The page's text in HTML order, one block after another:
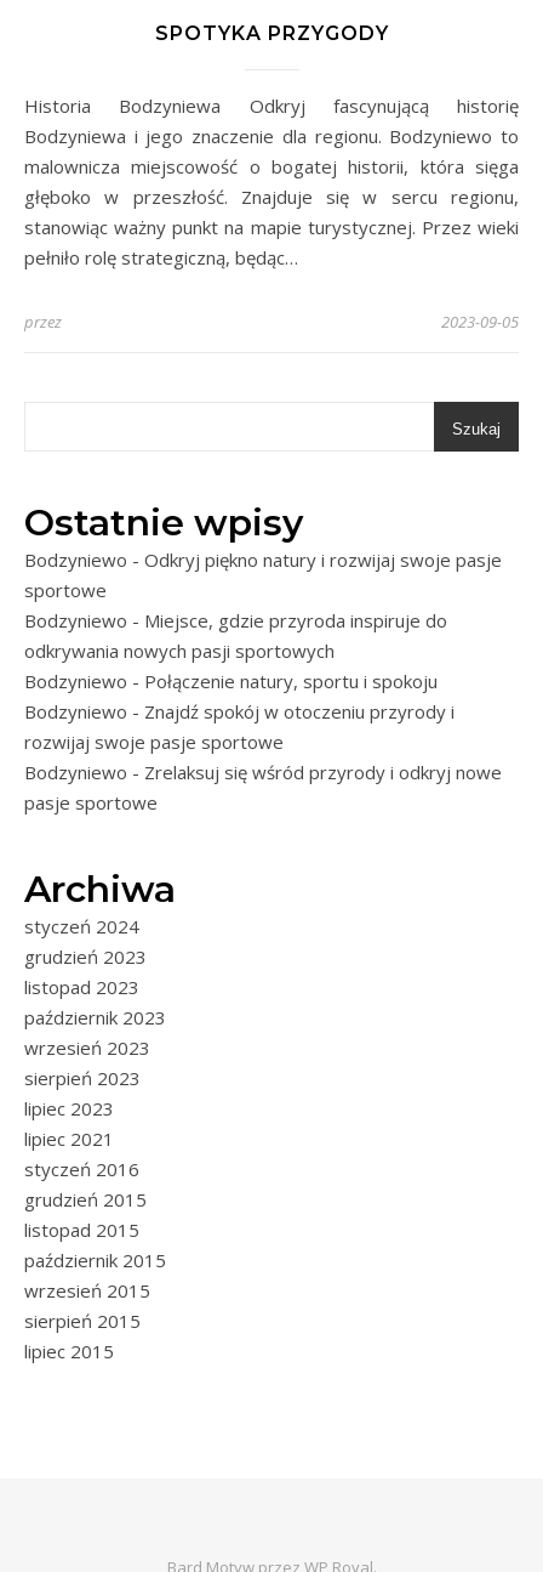
SPOTYKA PRZYGODY
Historia Bodzyniewa Odkryj fascynującą historię
Bodzyniewa i jego znaczenie dla regionu. Bodzyniewo to
malownicza miejscowość o bogatej historii, która sięga
głęboko w przeszłość. Znajduje się w sercu regionu,
stanowiąc ważny punkt na mapie turystycznej. Przez wieki
pełniło rolę strategiczną, będąc…
przez 2023-09-05
Szukaj
Ostatnie wpisy
Bodzyniewo - Odkryj piękno natury i rozwijaj swoje pasje
sportowe
Bodzyniewo - Miejsce, gdzie przyroda inspiruje do
odkrywania nowych pasji sportowych
Bodzyniewo - Połączenie natury, sportu i spokoju
Bodzyniewo - Znajdź spokój w otoczeniu przyrody i
rozwijaj swoje pasje sportowe
Bodzyniewo - Zrelaksuj się wśród przyrody i odkryj nowe
pasje sportowe
Archiwa
styczeń 2024
grudzień 2023
listopad 2023
październik 2023
wrzesień 2023
sierpień 2023
lipiec 2023
lipiec 2021
styczeń 2016
grudzień 2015
listopad 2015
październik 2015
wrzesień 2015
sierpień 2015
lipiec 2015
Bard Motyw przez WP Royal.